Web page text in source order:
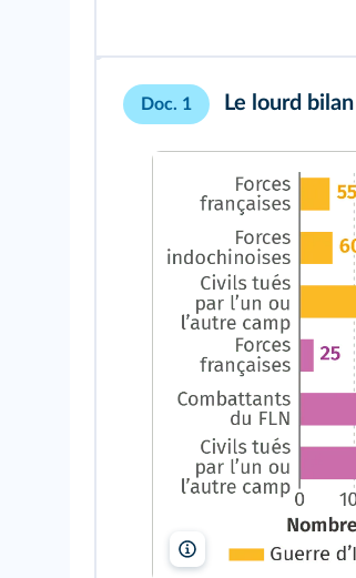
Doc. 1 Le lourd
lelivrescolaire.fr